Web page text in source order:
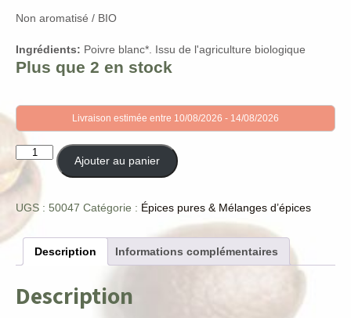
Non aromatisé / BIO
Ingrédients: Poivre blanc*. Issu de l'agriculture biologique
Plus que 2 en stock
Livraison estimée entre 10/08/2026 - 14/08/2026
quantité
de
Poivre
concassé
BIO
Ajouter au panier
UGS : 50047 Catégorie : Épices pures & Mélanges d’épices
Description Informations complémentaires
Description